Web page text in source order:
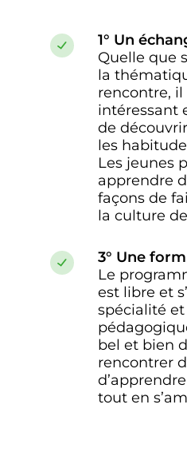
e
m
e
n
t
1° Un
Quelle que
la
rencontre,
intéressant
de
les
Les jeunes
apprendre
façons de
la culture
3° Une
Le
est libre et
spécialité
bel et bien
rencontrer
tout en